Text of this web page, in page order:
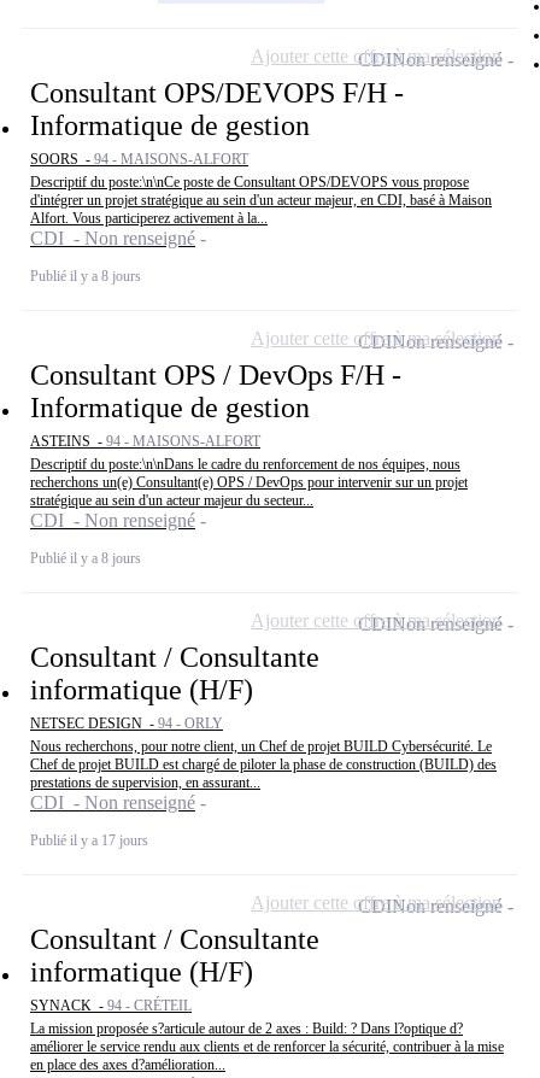
Consultant OPS/DEVOPS F/H -
Informatique de gestion
SOORS - 94 - MAISONS-ALFORT
Descriptif du poste:\n\nCe poste de Consultant OPS/DEVOPS vous propose
d'intégrer un projet stratégique au sein d'un acteur majeur, en CDI, basé à Maison
Alfort. Vous participerez activement à la...
CDI - Non renseigné
Publié il y a 8 jours
CDINon renseigné
Ajouter cette offre à ma sélection
Consultant OPS / DevOps F/H -
Informatique de gestion
ASTEINS - 94 - MAISONS-ALFORT
Descriptif du poste:\n\nDans le cadre du renforcement de nos équipes, nous
recherchons un(e) Consultant(e) OPS / DevOps pour intervenir sur un projet
stratégique au sein d'un acteur majeur du secteur...
CDI - Non renseigné
Publié il y a 8 jours
CDINon renseigné
Ajouter cette offre à ma sélection
Consultant / Consultante
informatique (H/F)
NETSEC DESIGN - 94 - ORLY
Nous recherchons, pour notre client, un Chef de projet BUILD Cybersécurité. Le
Chef de projet BUILD est chargé de piloter la phase de construction (BUILD) des
prestations de supervision, en assurant...
CDI - Non renseigné
Publié il y a 17 jours
CDINon renseigné
Ajouter cette offre à ma sélection
Consultant / Consultante
informatique (H/F)
SYNACK - 94 - CRÉTEIL
La mission proposée s?articule autour de 2 axes : Build: ? Dans l?optique d?
améliorer le service rendu aux clients et de renforcer la sécurité, contribuer à la mise
en place des axes d?amélioration...
CDINon renseigné
Ajouter cette offre à ma sélection